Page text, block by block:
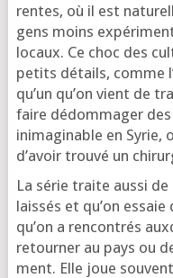
rentes, où il est
gens moins
locaux. Ce choc des
petits détails, comme
qu’un qu’on vient de
faire dédom­ma­ger
inima­gi­nable en Syrie,
d’a­voir trou­vé un
La série traite aus­si de
lais­sés et qu’on
qu’on a ren­con­trés
retour­ner au pays ou
ment. Elle joue